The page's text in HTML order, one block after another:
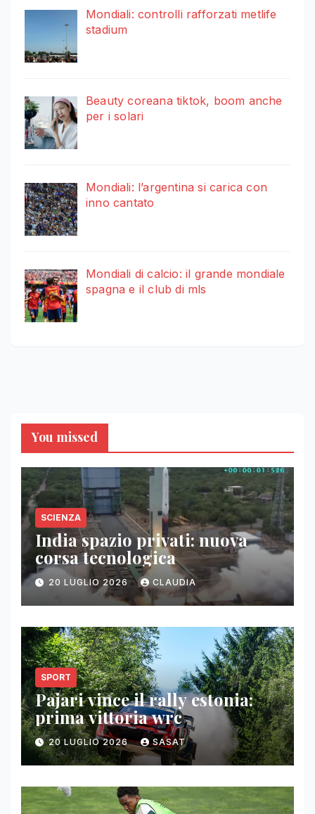
Mondiali: controlli rafforzati metlife
stadium
Beauty coreana tiktok, boom anche
per i solari
Mondiali: l’argentina si carica con
inno cantato
Mondiali di calcio: il grande mondiale
spagna e il club di mls
You missed
SCIENZA
India spazio privati: nuova
corsa tecnologica
20 LUGLIO 2026 CLAUDIA
SPORT
Pajari vince il rally estonia:
prima vittoria wrc
20 LUGLIO 2026 SASAT